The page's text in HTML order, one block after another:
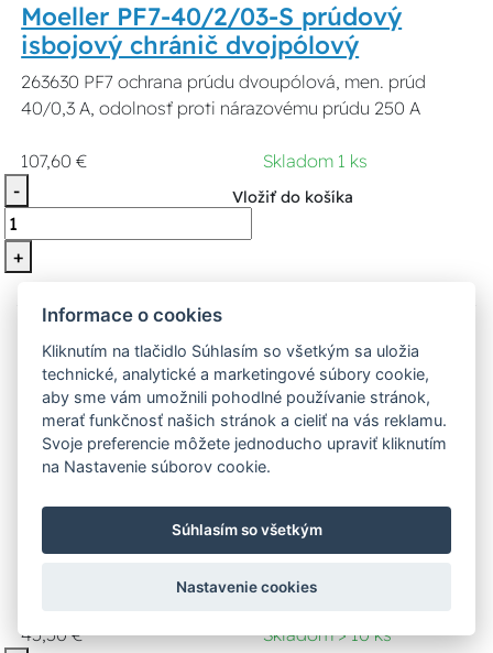
Moeller PF7-40/2/03-S prúdový
isbojový chránič dvojpólový
263630 PF7 ochrana prúdu dvoupólová, men. prúd
40/0,3 A, odolnosť proti nárazovému prúdu 250 A
107,60 €
Skladom 1 ks
-
+
Vložiť do košíka
Schneider 11028 Ochranný jistič
proud DOMAE 25/4/0,03
VÝPREDAJ Pr.chránič DOMAE 25/4/0,03
45,50 €
Skladom > 10 ks
Informace o cookies
Kliknutím na tlačidlo Súhlasím so všetkým sa uložia
technické, analytické a marketingové súbory cookie,
aby sme vám umožnili pohodlné používanie stránok,
merať funkčnosť našich stránok a cieliť na vás reklamu.
Svoje preferencie môžete jednoducho upraviť kliknutím
na Nastavenie súborov cookie.
Súhlasím so všetkým
Nastavenie cookies